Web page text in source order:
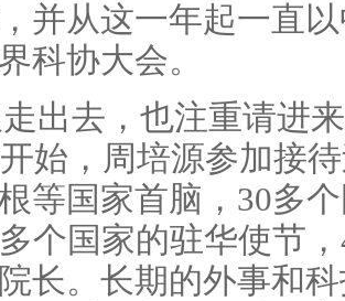
并从这一年起一直
科协大会。
出去，也注重请进
始，周培源参加接
等国家首脑，30多
个国家的驻华使节
长。长期的外事和